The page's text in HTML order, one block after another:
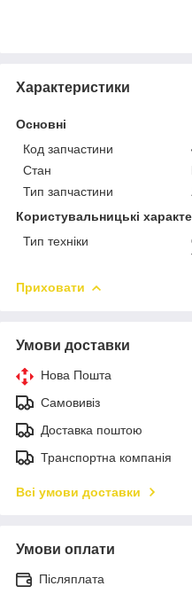
Характеристики
Основні
Код запчастини
Стан
Тип запчастини
Користувальницькі
Тип техніки
Приховати
Умови доставки
Нова Пошта
Самовивіз
Доставка поштою
Транспортна компанія
Всі умови доставки
Умови оплати
Післяплата